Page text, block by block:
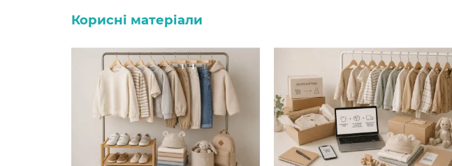
Корисні матеріали